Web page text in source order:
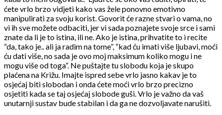
ćete vrlo brzo vidjeti kako vas žele ponovno emotivno
manipulirati za svoju korist. Govorit će razne stvari o vama, no
vi ih sve možete odbaciti, jer vi sada poznajete svoje srce i sami
znate da li je to istina, ili ne. Ako je istina, prihvatite to i recite
“da, tako je.. ali ja radim na tome”, “kad ću imati više ljubavi, moći
ću dati više, no sada je ovo moj maksimum koliko mogu i ne
mogu više od toga”. Ne puštajte tu slobodu koja je skupo
plaćena na Križu. Imajte ispred sebe vrlo jasno kakav je to
osjećaj biti slobodan i onda ćete moći vrlo brzo precizno
osjetiti kada se taj osjećaj slobode guši. Vrlo je važno da vaš
unutarnji sustav bude stabilan i da ga ne dozvoljavate narušiti.